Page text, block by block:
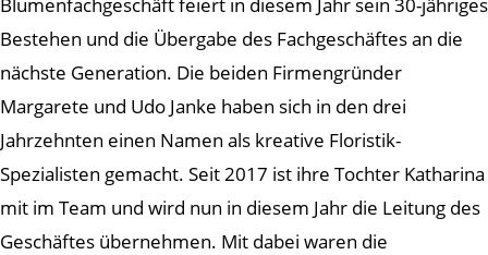
Bestehen und die Übergabe des Fachgeschäftes an die
nächste Generation. Die beiden Firmengründer
Margarete und Udo Janke haben sich in den drei
Jahrzehnten einen Namen als kreative Floristik-
Spezialisten gemacht. Seit 2017 ist ihre Tochter Katharina
mit im Team und wird nun in diesem Jahr die Leitung des
Geschäftes übernehmen. Mit dabei waren die